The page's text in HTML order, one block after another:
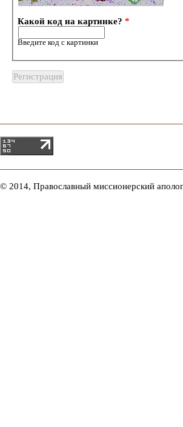
Какой код на картинке?*
Введите код с картинки
© 2014, Православный миссионерский